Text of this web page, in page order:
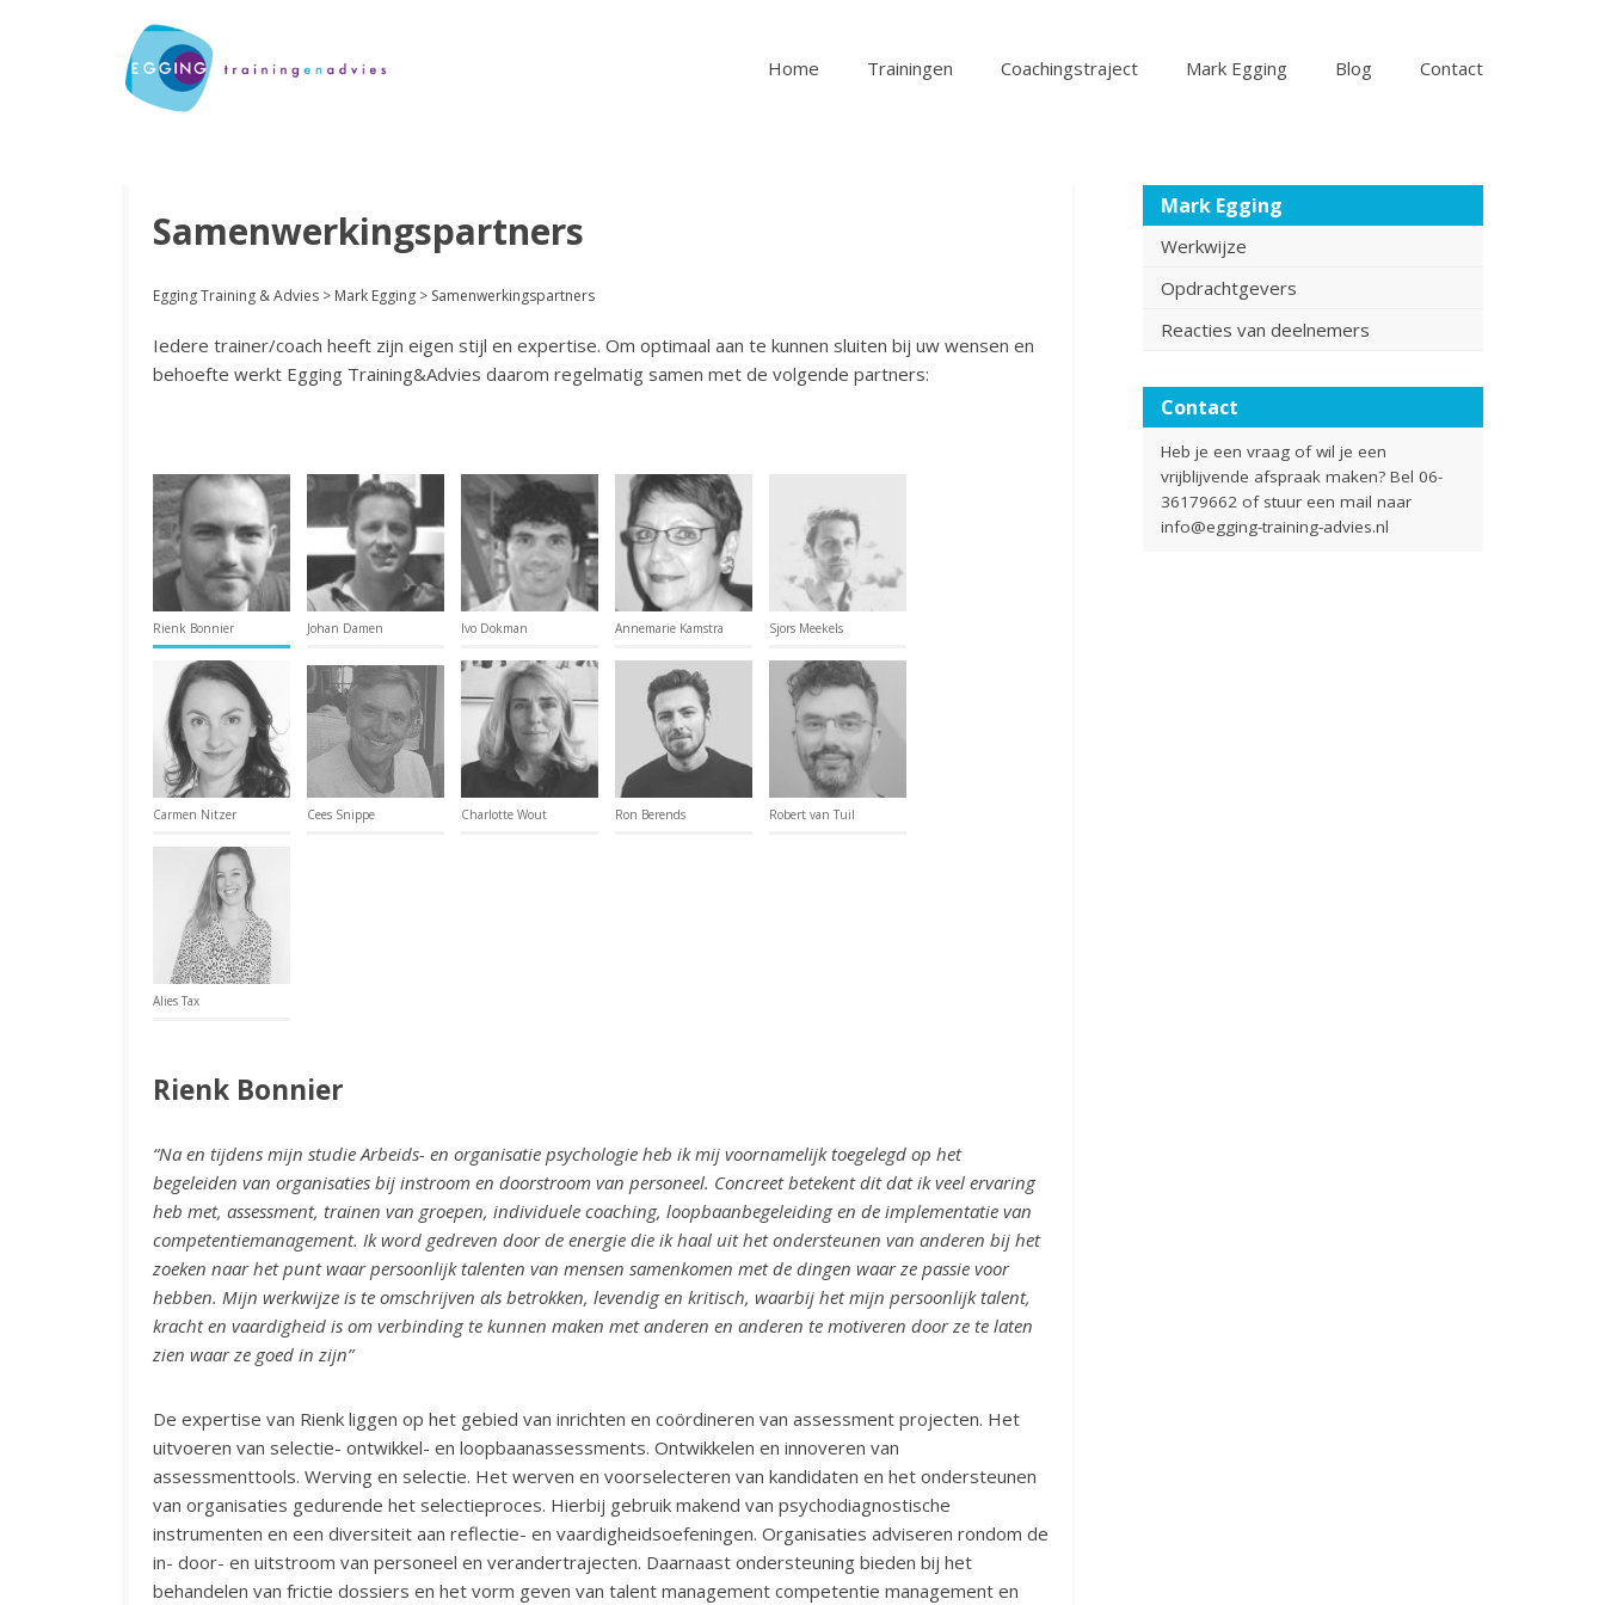
Home Trainingen Coachingstraject Mark Egging Blog Contact
Samenwerkingspartners
Egging Training & Advies > Mark Egging > Samenwerkingspartners
Iedere trainer/coach heeft zijn eigen stijl en expertise. Om optimaal aan te kunnen sluiten bij uw wensen en
behoefte werkt Egging Training&Advies daarom regelmatig samen met de volgende partners:
Rienk Bonnier Johan Damen Ivo Dokman Annemarie Kamstra Sjors Meekels
Carmen Nitzer Cees Snippe Charlotte Wout Ron Berends Robert van Tuil
Alies Tax
Rienk Bonnier
“Na en tijdens mijn studie Arbeids- en organisatie psychologie heb ik mij voornamelijk toegelegd op het
begeleiden van organisaties bij instroom en doorstroom van personeel. Concreet betekent dit dat ik veel ervaring
heb met, assessment, trainen van groepen, individuele coaching, loopbaanbegeleiding en de implementatie van
competentiemanagement. Ik word gedreven door de energie die ik haal uit het ondersteunen van anderen bij het
zoeken naar het punt waar persoonlijk talenten van mensen samenkomen met de dingen waar ze passie voor
hebben. Mijn werkwijze is te omschrijven als betrokken, levendig en kritisch, waarbij het mijn persoonlijk talent,
kracht en vaardigheid is om verbinding te kunnen maken met anderen en anderen te motiveren door ze te laten
zien waar ze goed in zijn”
De expertise van Rienk liggen op het gebied van inrichten en coördineren van assessment projecten. Het
uitvoeren van selectie- ontwikkel- en loopbaanassessments. Ontwikkelen en innoveren van
assessmenttools. Werving en selectie. Het werven en voorselecteren van kandidaten en het ondersteunen
van organisaties gedurende het selectieproces. Hierbij gebruik makend van psychodiagnostische
instrumenten en een diversiteit aan reflectie- en vaardigheidsoefeningen. Organisaties adviseren rondom de
in- door- en uitstroom van personeel en verandertrajecten. Daarnaast ondersteuning bieden bij het
behandelen van frictie dossiers en het vorm geven van talent management competentie management en
Mark Egging
Werkwijze
Opdrachtgevers
Reacties van deelnemers
Contact
Heb je een vraag of wil je een
vrijblijvende afspraak maken? Bel 06-
36179662 of stuur een mail naar
info@egging-training-advies.nl